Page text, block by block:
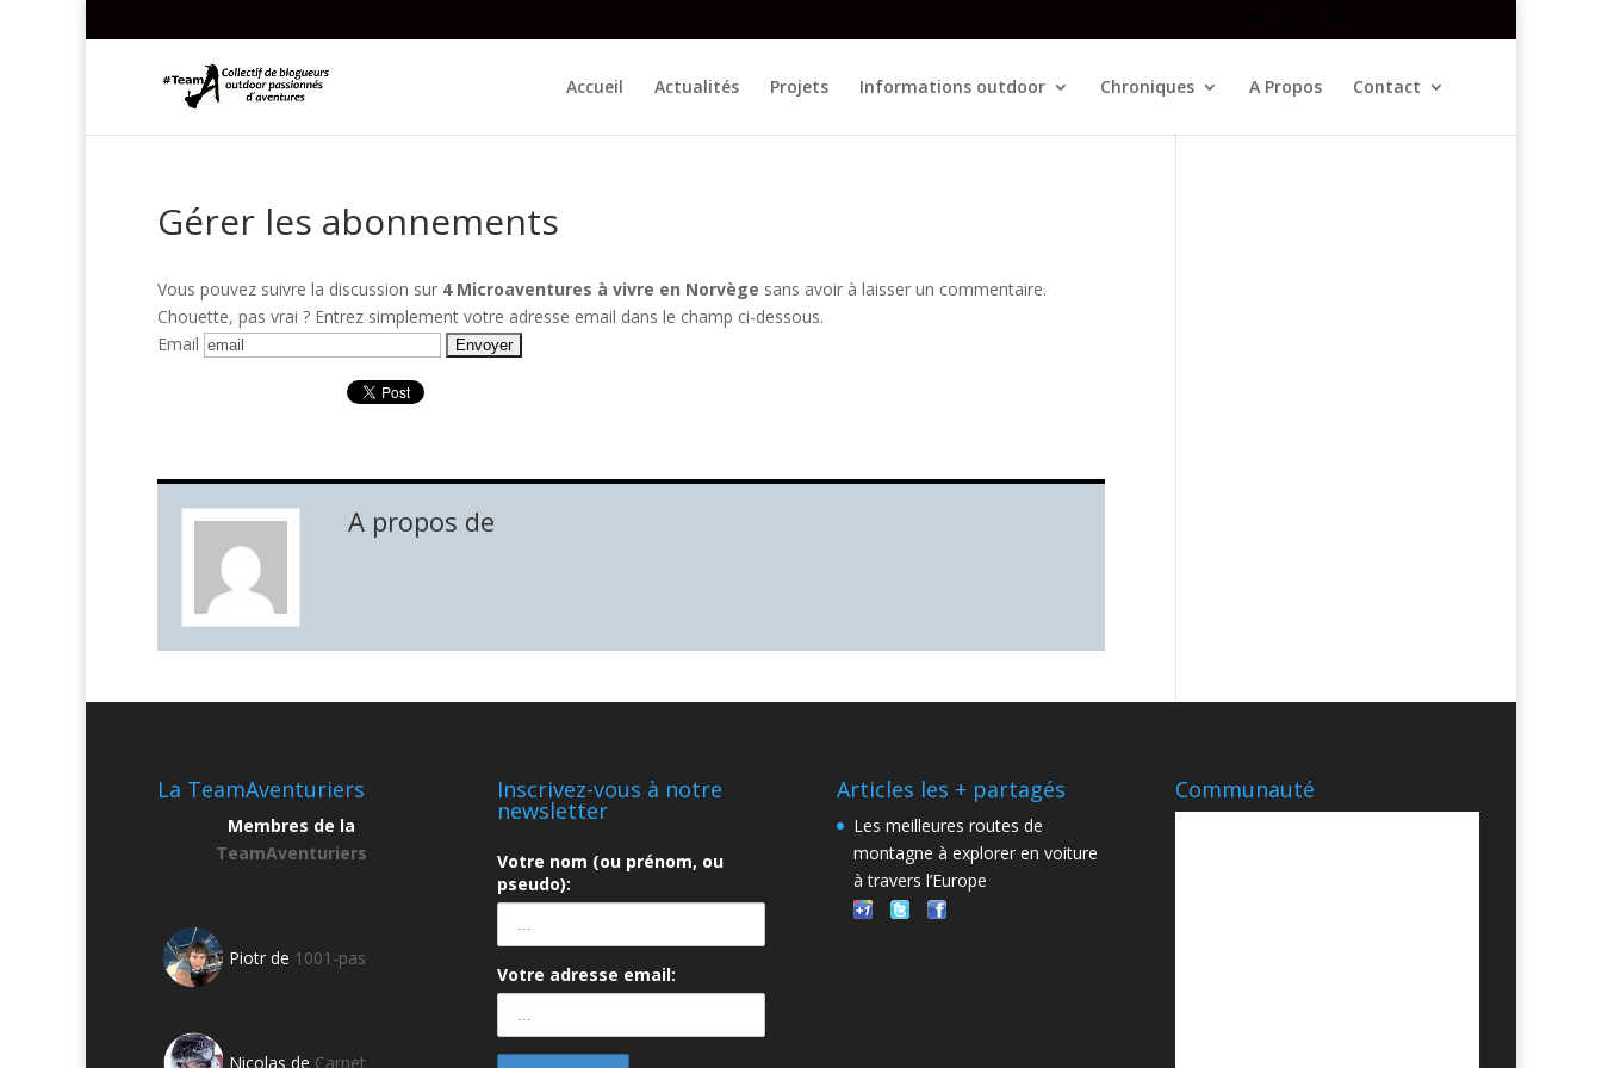
Accueil Actualités Projets Informations outdoor Chroniques A Propos Contact
Gérer les abonnements
Vous pouvez suivre la discussion sur 4 Microaventures à vivre en Norvège sans avoir à laisser un commentaire.
Chouette, pas vrai ? Entrez simplement votre adresse email dans le champ ci-dessous.
Email
A propos de
La TeamAventuriers
Membres de la
TeamAventuriers
Piotr de 1001-pas
Nicolas de Carnet
Inscrivez-vous à notre
newsletter
Votre nom (ou prénom, ou
pseudo):
Votre adresse email:
Articles les + partagés
Les meilleures routes de
montagne à explorer en voiture
à travers l’Europe
Communauté